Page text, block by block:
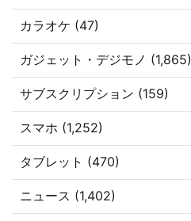
カラオケ (47)
ガジェット・デジモノ (1,865)
サブスクリプション (159)
スマホ (1,252)
タブレット (470)
ニュース (1,402)